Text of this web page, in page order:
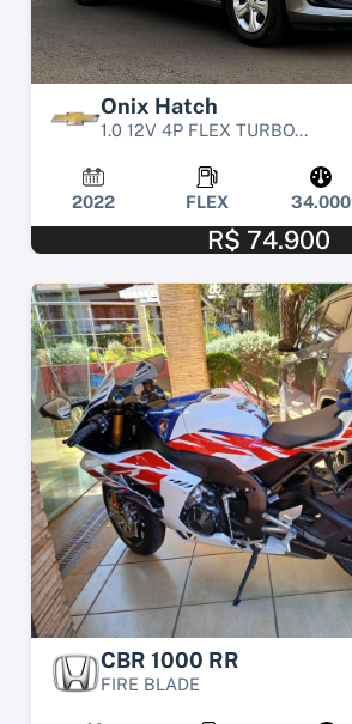
Onix Hatch
1.0 12V 4P FLEX TURBO...
2022 FLEX 34.000
R$ 74.900
CBR 1000 RR
FIRE BLADE